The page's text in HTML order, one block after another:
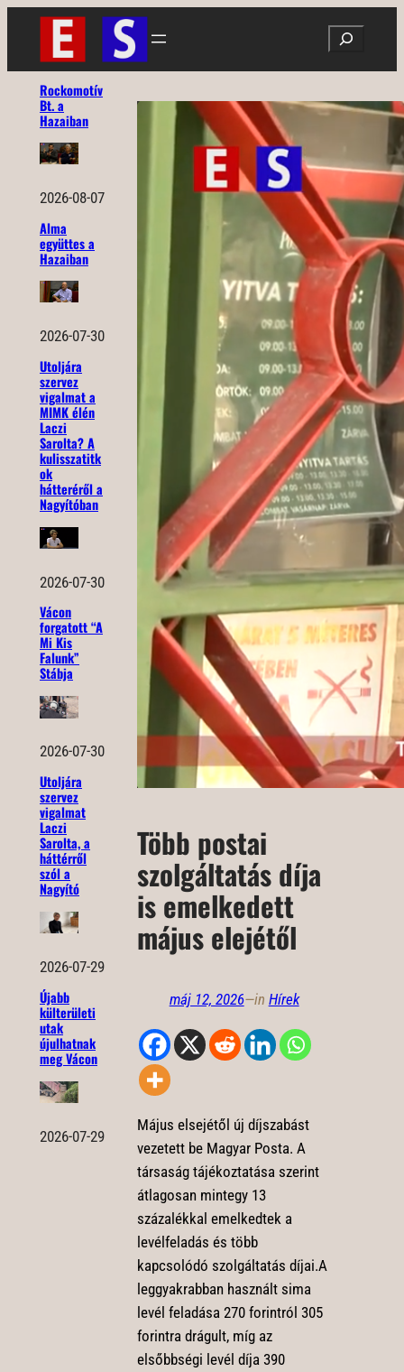
Ugrás
tartalomhoz
Search
Rockomotív
Bt. a
Hazaiban
2026-08-07
Alma
együttes a
Hazaiban
2026-07-30
Utoljára
szervez
vigalmat a
MIMK élén
Laczi
Sarolta? A
kulisszatitk
ok
hátteréről a
Nagyítóban
2026-07-30
Vácon
forgatott “A
Mi Kis
Falunk”
Stábja
2026-07-30
Utoljára
szervez
vigalmat
Laczi
Sarolta, a
háttérről
szól a
Nagyító
2026-07-29
Újabb
külterületi
utak
újulhatnak
meg Vácon
2026-07-29
Több postai
szolgáltatás díja
is emelkedett
május elejétől
máj 12, 2026—in Hírek
Május elsejétől új díjszabást
vezetett be Magyar Posta. A
társaság tájékoztatása szerint
átlagosan mintegy 13
százalékkal emelkedtek a
levélfeladás és több
kapcsolódó szolgáltatás díjai.A
leggyakrabban használt sima
levél feladása 270 forintról 305
forintra drágult, míg az
elsőbbségi levél díja 390